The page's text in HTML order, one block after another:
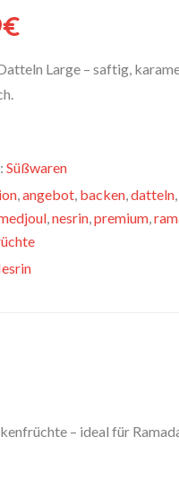
€
Large – saftig,
Süßwaren
,angebot, backen,datteln,
,nesrin,premium,
– ideal für